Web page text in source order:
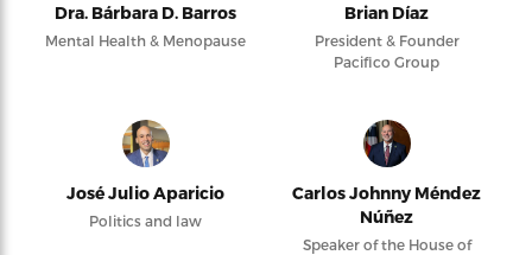
Dra. Bárbara D. Barros
Mental Health & Menopause
Brian Díaz
President & Founder
Pacifico Group
José Julio Aparicio
Politics and law
Carlos Johnny Méndez
Núñez
Speaker of the House of